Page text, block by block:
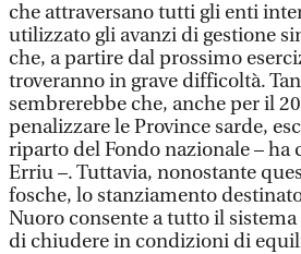
che attraversano tutti gli enti
utilizzato gli avanzi di gestione
che, a partire dal prossimo
troveranno in grave difficoltà.
sembrerebbe che, anche per il
penalizzare le Province sarde,
riparto del Fondo nazionale – ha
Erriu –. Tuttavia, nonostante
fosche, lo stanziamento
Nuoro consente a tutto il
di chiudere in condizioni di